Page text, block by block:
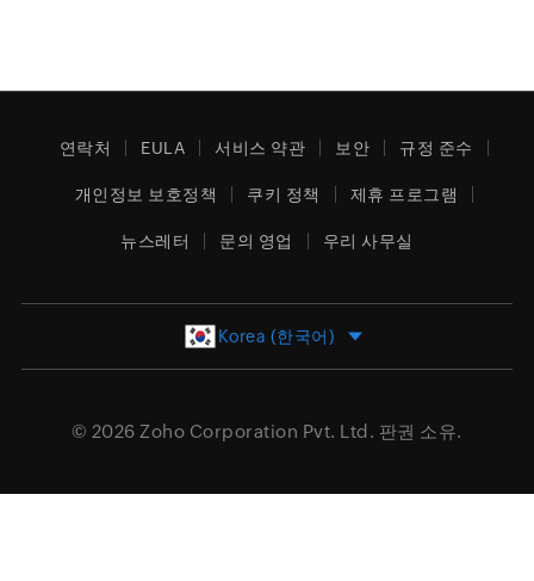
연락처 EULA 서비스 약관 보안 규정 준수
개인정보 보호정책 쿠키 정책 제휴 프로그램
뉴스레터 문의 영업 우리 사무실
Korea (한국어)
© 2026 Zoho Corporation Pvt. Ltd. 판권 소유.